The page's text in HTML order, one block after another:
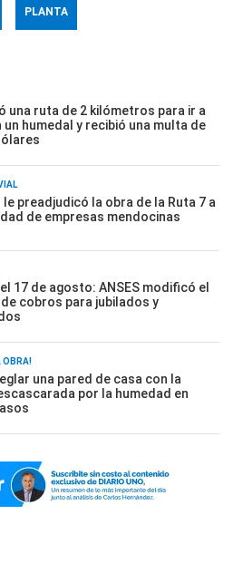
PLANTA
una ruta de 2 kilómetros para ir a
un humedal y recibió una multa de
le preadjudicó la obra de la Ruta 7 a
de empresas mendocinas
17 de agosto: ANSES modificó el
cobros para jubilados y
OBRA!
una pared de casa con la
por la humedad en